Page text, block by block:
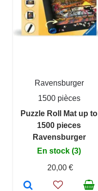
Ravensburger
1500 pièces
Puzzle Roll Mat up to
1500 pieces
Ravensburger
En stock (3)
20,00 €